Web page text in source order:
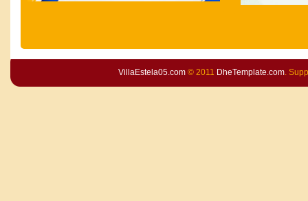
VillaEstela05.com© 2011 DheTemplate.com.